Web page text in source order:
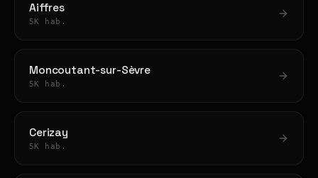
Aiffres
5K hab.
Moncoutant-sur-Sèvre
5K hab.
Cerizay
5K hab.